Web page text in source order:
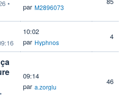
•
par M2896073
10:02
par Hyphnos
4
09:14
par a.zorglu
46